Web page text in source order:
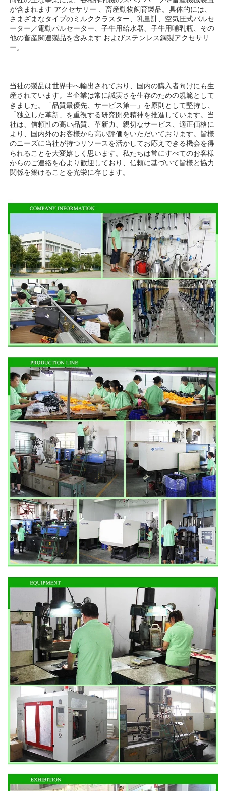
が含まれます アクセサリー 、畜産動物飼育製品。具体的には、
さまざまなタイプのミルククラスター、乳量計、空気圧式パルセ
ーター／電動パルセーター、子牛用給水器、子牛用哺乳瓶、その
他の畜産関連製品を含みます およびステンレス鋼製アクセサリ
ー。
当社の製品は世界中へ輸出されており、国内の購入者向けにも生
産されています。当企業は常に誠実さを生存のための規範として
きました。「品質最優先、サービス第一」を原則として堅持し、
「独立した革新」を重視する研究開発精神を推進しています。当
社は、信頼性の高い品質、革新力、親切なサービス、適正価格に
より、国内外のお客様から高い評価をいただいております。皆様
のニーズに当社が持つリソースを活かしてお応えできる機会を得
られることを大変嬉しく思います。私たちは常にすべてのお客様
からのご連絡を心より歓迎しており、信頼に基づいて皆様と協力
関係を築けることを光栄に存じます。